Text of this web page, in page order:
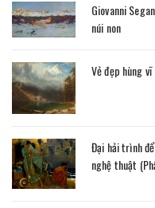
Giovanni
núi non
Vẻ đẹp hùng
Đại hải trình
nghệ thuật